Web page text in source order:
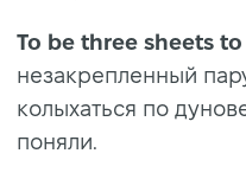
To be three sheets
незакрепленный
колыхаться по
поняли.